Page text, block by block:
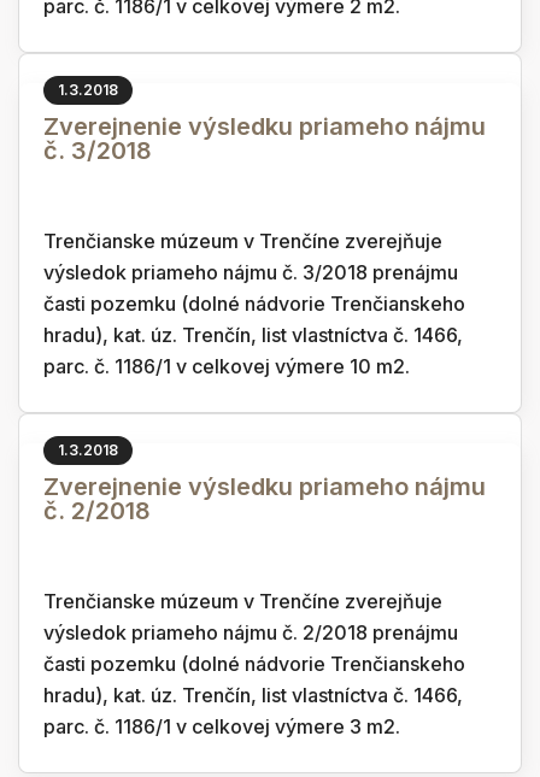
parc. č. 1186/1 v celkovej výmere 2 m2.
1.3.2018
Zverejnenie výsledku priameho nájmu
č. 3/2018
Trenčianske múzeum v Trenčíne zverejňuje
výsledok priameho nájmu č. 3/2018 prenájmu
časti pozemku (dolné nádvorie Trenčianskeho
hradu), kat. úz. Trenčín, list vlastníctva č. 1466,
parc. č. 1186/1 v celkovej výmere 10 m2.
1.3.2018
Zverejnenie výsledku priameho nájmu
č. 2/2018
Trenčianske múzeum v Trenčíne zverejňuje
výsledok priameho nájmu č. 2/2018 prenájmu
časti pozemku (dolné nádvorie Trenčianskeho
hradu), kat. úz. Trenčín, list vlastníctva č. 1466,
parc. č. 1186/1 v celkovej výmere 3 m2.